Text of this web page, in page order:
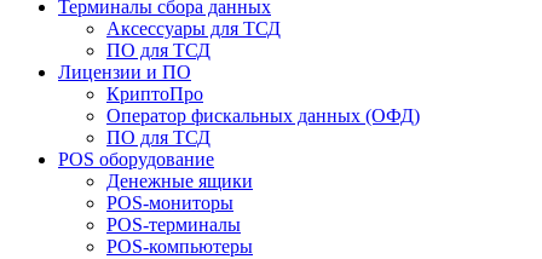
Терминалы сбора данных
Аксессуары для ТСД
ПО для ТСД
Лицензии и ПО
КриптоПро
Оператор фискальных данных (ОФД)
ПО для ТСД
POS оборудование
Денежные ящики
POS-мониторы
POS-терминалы
POS-компьютеры